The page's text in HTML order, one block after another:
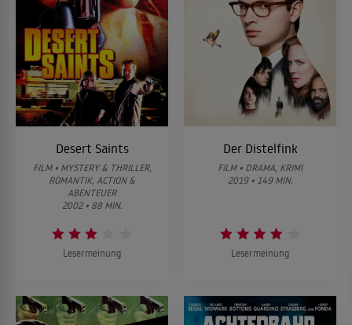
Desert Saints
FILM • MYSTERY & THRILLER,
ROMANTIK, ACTION &
ABENTEUER
2002 • 88 MIN.
Lesermeinung
Der Distelfink
FILM • DRAMA, KRIMI
2019 • 149 MIN.
Lesermeinung